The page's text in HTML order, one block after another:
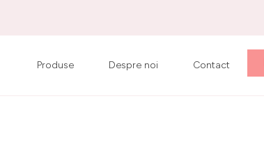
Produse Despre noi Contact